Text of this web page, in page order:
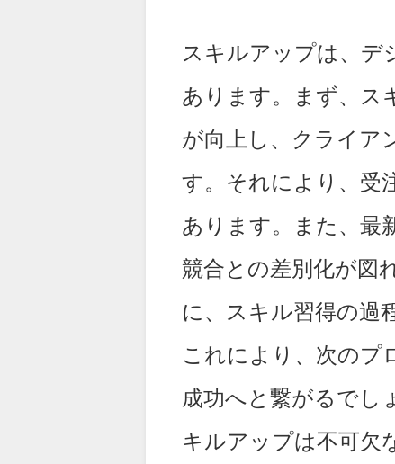
スキルアップは、デ
あります。まず、ス
が向上し、クライア
す。それにより、受
あります。また、最
競合との差別化が図
に、スキル習得の過
これにより、次のプ
成功へと繋がるでし
キルアップは不可欠